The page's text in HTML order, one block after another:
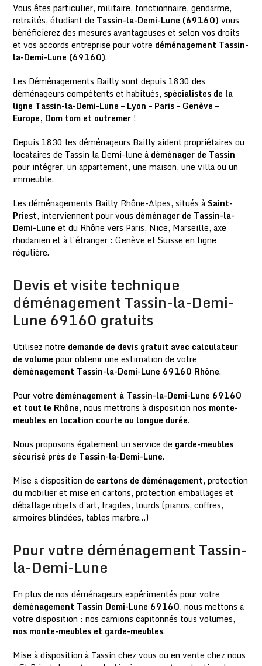
Vous êtes particulier, militaire, fonctionnaire, gendarme,
retraités, étudiant de Tassin-la-Demi-Lune (69160) vous
bénéficierez des mesures avantageuses et selon vos droits
et vos accords entreprise pour votre déménagement Tassin-
la-Demi-Lune (69160).
Les Déménagements Bailly sont depuis 1830 des
déménageurs compétents et habitués, spécialistes de la
ligne Tassin-la-Demi-Lune – Lyon – Paris – Genève –
Europe, Dom tom et outremer !
Depuis 1830 les déménageurs Bailly aident propriétaires ou
locataires de Tassin la Demi-lune à déménager de Tassin
pour intégrer, un appartement, une maison, une villa ou un
immeuble.
Les déménagements Bailly Rhône-Alpes, situés à Saint-
Priest, interviennent pour vous déménager de Tassin-la-
Demi-Lune et du Rhône vers Paris, Nice, Marseille, axe
rhodanien et à l’étranger : Genève et Suisse en ligne
régulière.
Devis et visite technique
déménagement Tassin-la-Demi-
Lune 69160 gratuits
Utilisez notre demande de devis gratuit avec calculateur
de volume pour obtenir une estimation de votre
déménagement Tassin-la-Demi-Lune 69160 Rhône.
Pour votre déménagement à Tassin-la-Demi-Lune 69160
et tout le Rhône, nous mettrons à disposition nos monte-
meubles en location courte ou longue durée.
Nous proposons également un service de garde-meubles
sécurisé près de Tassin-la-Demi-Lune.
Mise à disposition de cartons de déménagement, protection
du mobilier et mise en cartons, protection emballages et
déballage objets d’art, fragiles, lourds (pianos, coffres,
armoires blindées, tables marbre…)
Pour votre déménagement Tassin-
la-Demi-Lune
En plus de nos déménageurs expérimentés pour votre
déménagement Tassin Demi-Lune 69160, nous mettons à
votre disposition : nos camions capitonnés tous volumes,
nos monte-meubles et garde-meubles.
Mise à disposition à Tassin chez vous ou en vente chez nous